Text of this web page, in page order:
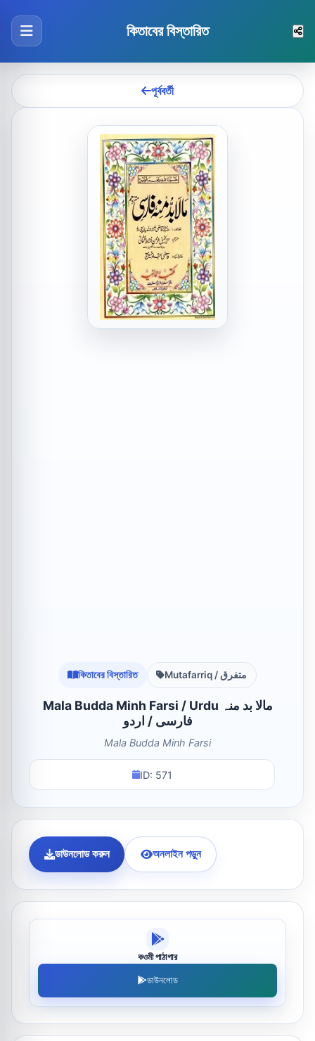
কিতাবের বিস্তারিত
পূর্ববর্তী
কিতাবের বিস্তারিত Mutafarriq / متفرق
Mala Budda Minh Farsi / Urdu مالا بد منہ
فارسی / اردو
Mala Budda Minh Farsi
ID: 571
ডাউনলোড করুন অনলাইন পড়ুন
কওমী পাঠাগার
ডাউনলোড